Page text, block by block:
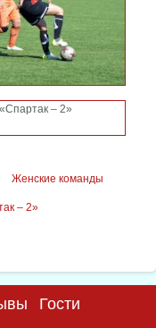
Женские команды
– 2»
Гости